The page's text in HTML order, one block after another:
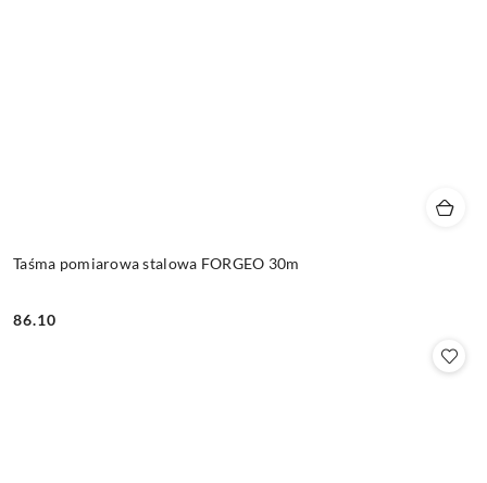
Taśma pomiarowa stalowa FORGEO 30m
Cena:
86.10